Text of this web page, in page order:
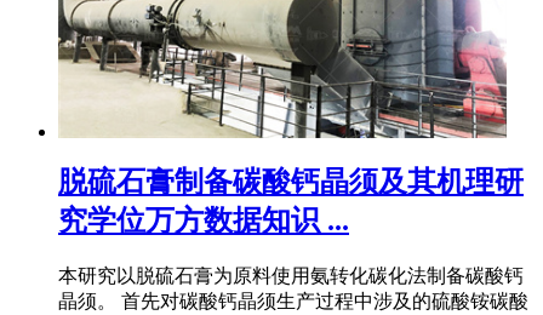
脱硫石膏制备碳酸钙晶须及其机理研
究学位万方数据知识 ...
本研究以脱硫石膏为原料使用氨转化碳化法制备碳酸钙
晶须。 首先对碳酸钙晶须生产过程中涉及的硫酸铵碳酸